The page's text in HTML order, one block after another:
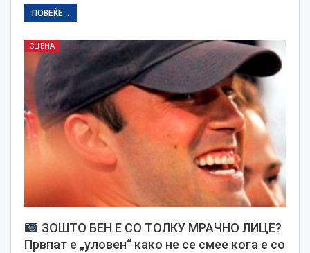
ПОВЕЌЕ...
СЦЕНА
ЗОШТО БЕН Е СО ТОЛКУ МРАЧНО ЛИЦЕ?
Првпат е „уловен“ како не се смее кога е со